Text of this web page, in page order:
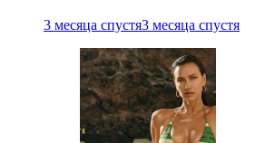
3 месяца спустя3 месяца спустя